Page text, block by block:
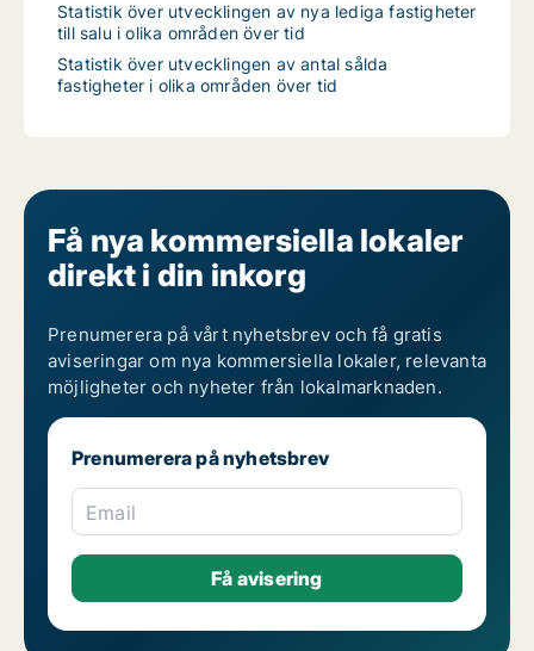
Statistik över utvecklingen av nya lediga fastigheter
till salu i olika områden över tid
Statistik över utvecklingen av antal sålda
fastigheter i olika områden över tid
Få nya kommersiella lokaler
direkt i din inkorg
Prenumerera på vårt nyhetsbrev och få gratis
aviseringar om nya kommersiella lokaler, relevanta
möjligheter och nyheter från lokalmarknaden.
Prenumerera på nyhetsbrev
Email